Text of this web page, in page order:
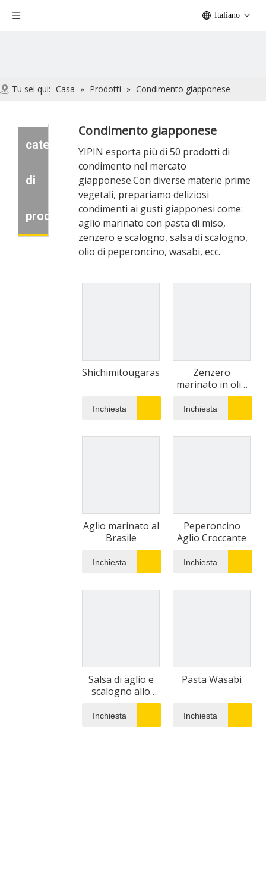
Italiano
Tu sei qui: Casa » Prodotti » Condimento giapponese
categoria
di
prodotto
Condimento giapponese
YIPIN esporta più di 50 prodotti di
condimento nel mercato
giapponese.Con diverse materie prime
vegetali, prepariamo deliziosi
condimenti ai gusti giapponesi come:
aglio marinato con pasta di miso,
zenzero e scalogno, salsa di scalogno,
olio di peperoncino, wasabi, ecc.
Shichimitougarashi
Inchiesta
Zenzero
marinato in olio
di peperoncino
Inchiesta
Aglio marinato al
Brasile
Inchiesta
Peperoncino
Aglio Croccante
Inchiesta
Salsa di aglio e
scalogno allo
zenzero
Inchiesta
Pasta Wasabi
Inchiesta